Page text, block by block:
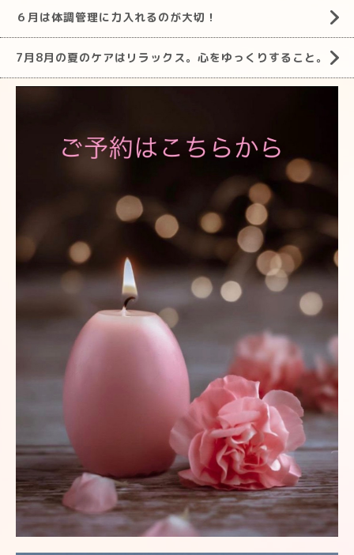
６月は体調管理に力入れるのが大切！
7月8月の夏のケアはリラックス。心をゆっくりすること。